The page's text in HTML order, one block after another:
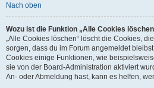
Nach oben
Wozu ist die Funktion „Alle Cookies
„Alle Cookies löschen“ löscht die Cookies,
sorgen, dass du im Forum angemeldet
Cookies einige Funktionen, wie
sie von der Board-Administration aktiviert
An- oder Abmeldung hast, kann es helfen,